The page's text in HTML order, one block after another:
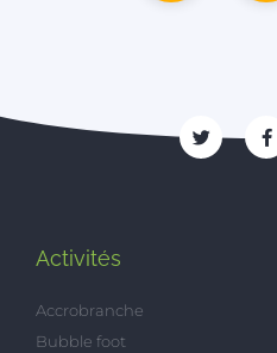
Activités
Accrobranche
Bubble foot